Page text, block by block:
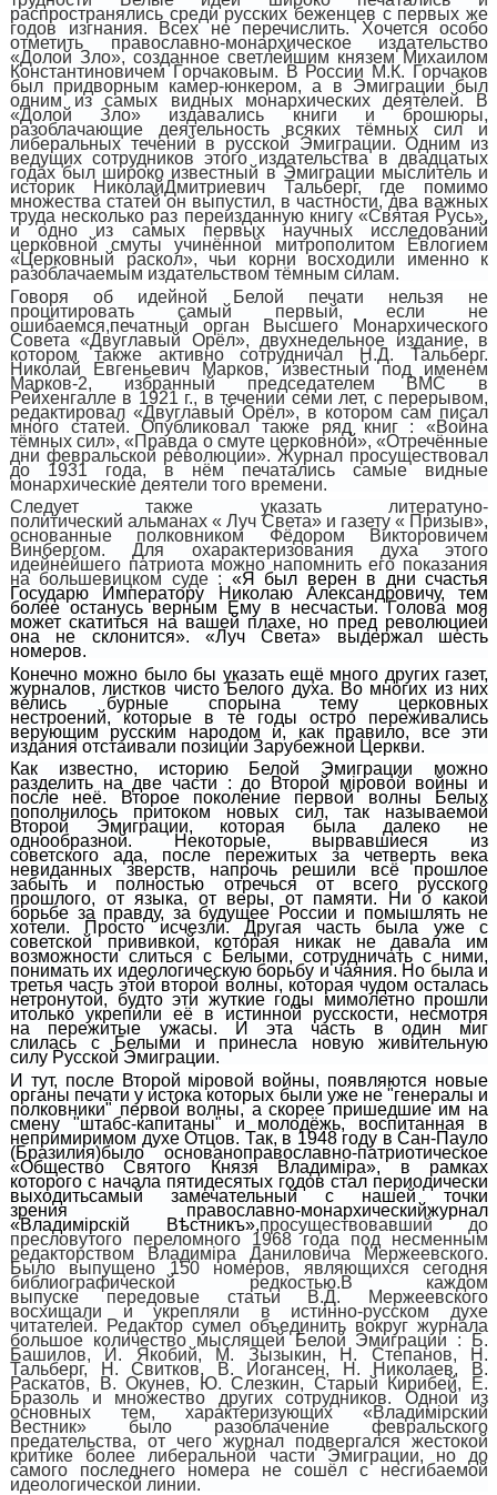
распространялись среди русских беженцев с первых же
годов изгнания. Всех не перечислить. Хочется особо
отметить православно-монархическое издательство
«Долой Зло», созданное светлейшим князем Михаилом
Константиновичем Горчаковым. В России М.К. Горчаков
был придворным камер-юнкером, а в Эмиграции был
одним из самых видных монархических деятелей. В
«Долой Зло» издавались книги и брошюры,
разоблачающие деятельность всяких тёмных сил и
либеральных течений в русской Эмиграции. Одним из
ведущих сотрудников этого издательства в двадцатых
годах был широко известный в Эмиграции мыслитель и
историк Н иколайДмитриевичТальберг, где помимо
множества статей он выпустил, в частности, два важных
труда несколько раз переизданную книгу «Святая Русь»,
и одно из самых первых научных исследований
церковной смуты учинённой митрополитом Евлогием
«Церковный раскол», чьи корни восходили именно к
разоблачаемым издательством тёмным силам.
Говоря об идейной Белой печати нельзя не
процитировать самый первый, если не
ошибаемся,печатный орган Высшего Монархического
Совета «Двуглавый Орёл», двухнедельное издание, в
котором также активно сотрудничал Н.Д. Тальберг.
Николай Евгеньевич Марков, известный под именем
Марков-2, избранный председателем ВМС в
Рейхенгалле в 1921 г., в течении семи лет, с перерывом,
редактировал «Двуглавый Орёл», в котором сам писал
много статей. Опубликовал также ряд книг : «Война
тёмных сил», «Правда о смуте церковной», «Отречённые
дни февральской революции». Журнал просуществовал
до 1931 года, в нём печатались самые видные
монархические деятели того времени.
Следует также указать литератуно-
политическийальманах « Луч Света» и газету « Призыв»,
основанные полковником Фёдором Викторовичем
Винбергом. Для охарактеризования духа этого
идейнейшего патриота можно напомнить его показания
на большевицком суде : «Я был верен в дни счастья
Государю Императору Николаю Александровичу, тем
более останусь верным Ему в несчастьи. Голова моя
может скатиться на вашей плахе, но пред революцией
она не склонится». «Луч Света» выдержал шесть
номеров.
Конечно можно было бы указать ещё много других газет,
журналов, листков чисто Белого духа. Во многих из них
велись бурные спорына тему церковных
нестроений,которые в те годы остро переживались
верующим русским народом и, как правило, всеэти
издания отстаивали позиции Зарубежной Церкви.
Как известно, историю Белой Эмиграции можно
разделить на две части : до Второй мiровой войны и
после неё. Второе поколение первой волны Белых
пополнилось притоком новых сил, так называемой
Второй Эмиграции, которая была далеко не
однообразной. Некоторые, вырвавшиеся из
советского ада, после пережитых за четверть века
невиданных зверств, напрочь решили всё прошлое
забыть и полностью отречься от всего русского
прошлого, от языка, от веры, от памяти. Ни о какой
борьбе за правду, за будущее России и помышлять не
хотели. Просто исчезли. Другая часть была уже с
советской прививкой, которая никак не давала им
возможности слиться с Белыми, сотрудничать с ними,
понимать их идеологическую борьбу и чаяния. Но была и
третья часть этой второй волны, которая чудом осталась
нетронутой, будто эти жуткие годы мимолетно прошли
итолько укрепили её в истинной русскости, несмотря
на пережитые ужасы. И эта часть в один миг
слилась с Белыми и принесла новую живительную
силу Русской Эмиграции.
И тут, после Второй мiровой войны, появляются новые
органы печати у истока которых были уже не "генералы и
полковники" первой волны, а скореепришедшие им на
смену "штабс-капитаны" и молодёжь, воспитанная в
непримиримом духе Отцов. Так, в 1948 году в Сан-Пауло
(Бразилия)было основаноправославно-патриотическое
«ОбществоСвятого Князя Владимiра», в рамках
которого с начала пятидесятых годов стал периодически
выходитьсамый замечательный с нашей точки
зрения православно-монархическийжурнал
«Владимiрcкiй Вѣстникъ»,просуществовавший до
пресловутого переломного 1968 года под несменным
редакторством Владимiра Даниловича Мержеевского.
Было выпущено 150 номеров, являющихся сегодня
библиографической редкостью.В каждом
выпуске передовые статьи В.Д. Мержеевского
восхищали и укрепляли в истинно-русском духе
читателей. Редактор сумел объединить вокруг журнала
большое количество мыслящей Белой Эмиграции : Б.
Башилов, И. Якобий, М. Зызыкин, Н. Степанов, Н.
Тальберг, Н. Свитков, В. Иогансен, Н. Николаев, В.
Раскатов, В. Окунев, Ю. Слезкин, Старый Кирибей, Е.
Бразоль и множество других сотрудников. Одной из
основных тем, характеризующих «Владимiрский
Вестник» было разоблачение февральского
предательства, от чего журнал подвергался жестокой
критике более либеральной части Эмиграции, но до
самого последнего номера не сошёл с несгибаемой
идеологической линии.